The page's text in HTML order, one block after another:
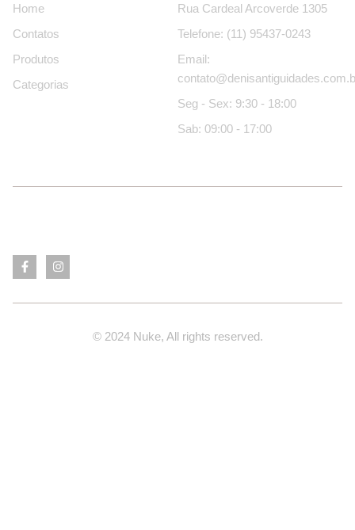
Home
Contatos
Produtos
Categorias
Rua Cardeal Arcoverde 1305
Telefone: (11) 95437-0243
Email:
Seg - Sex: 9:30 - 18:00
Sab: 09:00 - 17:00
© 2024 Nuke, All rights reserved.